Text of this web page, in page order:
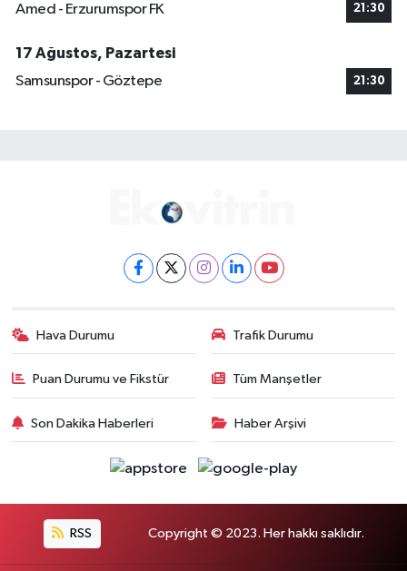
Amed - Erzurumspor FK 21:30
17 Ağustos, Pazartesi
Samsunspor - Göztepe
21:30
Hava Durumu Trafik Durumu
Puan Durumu ve Fikstür Tüm Manşetler
Son Dakika Haberleri Haber Arşivi
RSS Copyright © 2023. Her hakkı saklıdır.